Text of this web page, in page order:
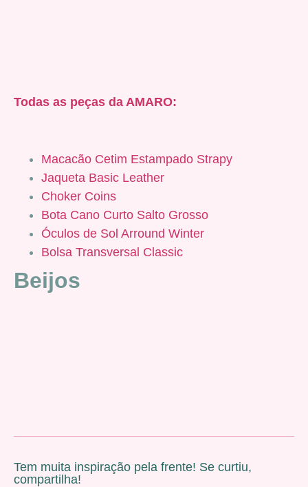
Todas as peças da AMARO:
Macacão Cetim Estampado Strapy
Jaqueta Basic Leather
Choker Coins
Bota Cano Curto Salto Grosso
Óculos de Sol Arround Winter
Bolsa Transversal Classic
Beijos
Tem muita inspiração pela frente! Se curtiu,
compartilha!